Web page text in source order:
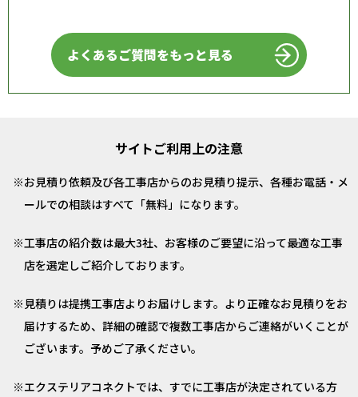
よくあるご質問をもっと見る
サイトご利用上の注意
お見積り依頼及び各工事店からのお見積り提示、各種お電話・メ
ールでの相談はすべて「無料」になります。
工事店の紹介数は最大3社、お客様のご要望に沿って最適な工事
店を選定しご紹介しております。
見積りは提携工事店よりお届けします。より正確なお見積りをお
届けするため、詳細の確認で複数工事店からご連絡がいくことが
ございます。予めご了承ください。
エクステリアコネクトでは、すでに工事店が決定されている方